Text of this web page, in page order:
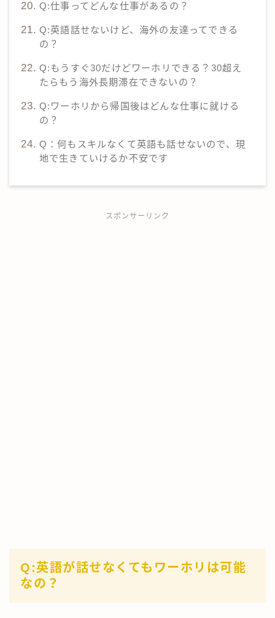
Q:仕事ってどんな仕事があるの？
Q:英語話せないけど、海外の友達ってできる
の？
Q:もうすぐ30だけどワーホリできる？30超え
たらもう海外長期滞在できないの？
Q:ワーホリから帰国後はどんな仕事に就ける
の？
Q：何もスキルなくて英語も話せないので、現
地で生きていけるか不安です
スポンサーリンク
Q:英語が話せなくてもワーホリは可能
なの？